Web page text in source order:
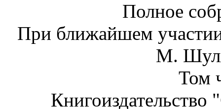
Полное
При ближайшем
М.
Том